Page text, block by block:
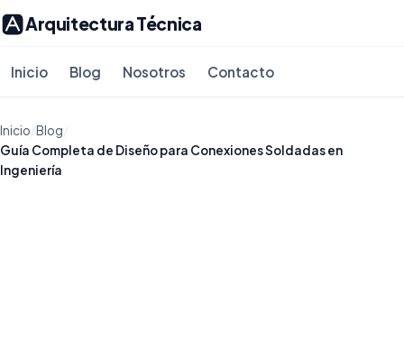
Arquitectura Técnica
Inicio Blog Nosotros Contacto
Inicio/Blog/
Guía Completa de Diseño para Conexiones Soldadas en
Ingeniería